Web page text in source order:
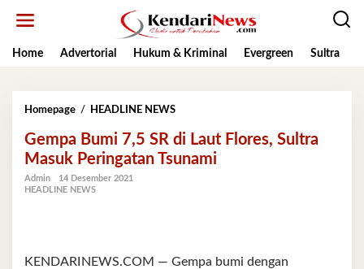
Home
Advertorial Hukum & Kriminal Evergreen Sultra
Homepage / HEADLINE NEWSGempa
7,5
SR
di
Tsunami
Gempa Bumi 7,5 SR di Laut Flores, Sultra
Masuk Peringatan Tsunami
Admin
14 Desember 2021
HEADLINE NEWS
KENDARINEWS.COM — Gempa bumi dengan